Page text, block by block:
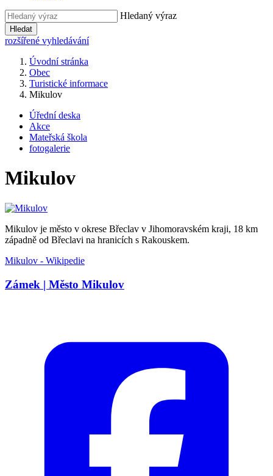
Hledaný výraz
Hledat
rozšířené vyhledávání
Úvodní stránka
Obec
Turistické informace
Mikulov
Úřední deska
Akce
Mateřská škola
fotogalerie
Mikulov
Mikulov je město v okrese Břeclav v Jihomoravském kraji, 18 km
západně od Břeclavi na hranicích s Rakouskem.
Mikulov - Wikipedie
Zámek | Město Mikulov